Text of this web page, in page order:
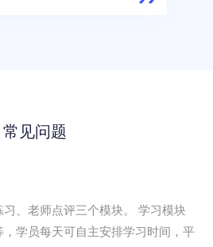
常见问题
、老师点评三个模块。 学习模块
学员每天可自主安排学习时间，平